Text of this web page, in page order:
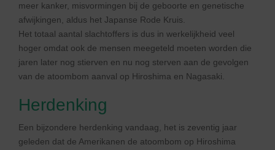
meer kanker, misvormingen bij de geboorte en genetische
afwijkingen, aldus het Japanse Rode Kruis.
Het totaal aantal slachtoffers is dus in werkelijkheid veel
hoger omdat ook de mensen meegeteld moeten worden die
jaren later nog stierven en nu nog sterven aan de gevolgen
van de atoombom aanval op Hiroshima en Nagasaki.
Herdenking
Een bijzondere herdenking vandaag, het is zeventig jaar
geleden dat de Amerikanen de atoombom op Hiroshima